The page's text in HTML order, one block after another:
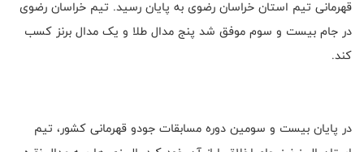
قهرمانی تیم استان خراسان رضوی به پایان رسید. تیم خراسان رضوی
در جام بیست و سوم موفق شد پنج مدال طلا و یک مدال برنز کسب
کند.
در پایان بیست و سومین دوره مسابقات جودو قهرمانی کشور، تیم